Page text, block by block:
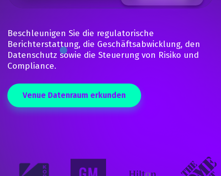
Beschleunigen Sie die regulatorische
Berichterstattung, die Geschäftsabwicklung, den
Datenschutz sowie die Steuerung von Risiko und
Compliance.
Venue Datenraum erkunden